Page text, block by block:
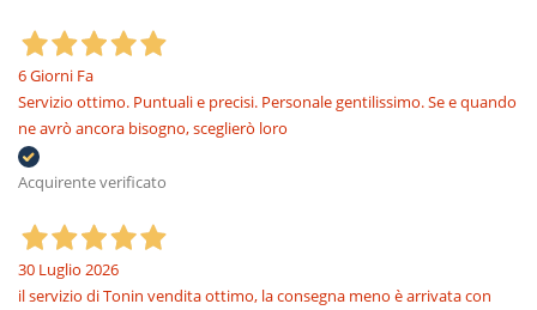
6 Giorni Fa
Servizio ottimo. Puntuali e precisi. Personale gentilissimo. Se e quando
ne avrò ancora bisogno, sceglierò loro
Acquirente verificato
30 Luglio 2026
il servizio di Tonin vendita ottimo, la consegna meno è arrivata con